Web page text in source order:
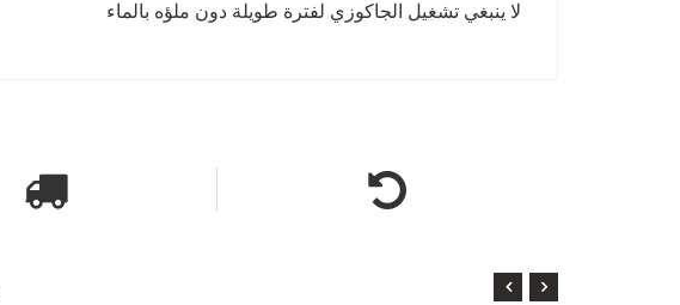
لا ينبغي تشغيل الجاكوزي لفترة طويلة دون ملؤه بالماء